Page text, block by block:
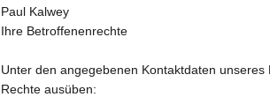
Paul Kalwey
Ihre Betroffenenrechte
Unter den angegebenen Kontaktdaten
Rechte ausüben: